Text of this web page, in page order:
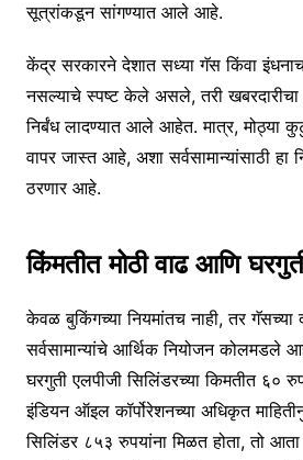
सूत्रांकडून सांगण्यात आले आहे.
केंद्र सरकारने देशात सध्या गॅस किंवा
नसल्याचे स्पष्ट केले असले, तरी
निर्बंध लादण्यात आले आहेत. मात्र, मोठ्या
वापर जास्त आहे, अशा सर्वसामान्यांसाठी हा
ठरणार आहे.
किंमतीत मोठी वाढ आणि
केवळ बुकिंगच्या नियमांतच नाही, तर गॅसच्या
सर्वसामान्यांचे आर्थिक नियोजन कोलमडले
घरगुती एलपीजी सिलिंडरच्या किमतीत ६०
इंडियन ऑइल कॉर्पोरेशनच्या अधिकृत
सिलिंडर ८५३ रुपयांना मिळत होता, तो